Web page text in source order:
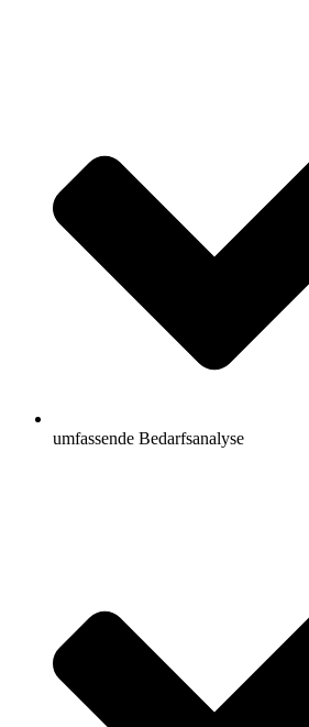
umfassende Bedarfsanalyse